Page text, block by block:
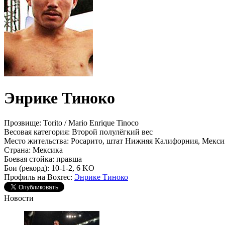
Энрике Тиноко
Прозвище: Torito / Mario Enrique Tinoco
Весовая категория: Второй полулёгкий вес
Место жительства: Росарито, штат Нижняя Калифорния,
Страна: Мексика
Боевая стойка: правша
Бои (рекорд): 10-1-2, 6 KO
Профиль на Boxrec: Энрике Тиноко
Новости